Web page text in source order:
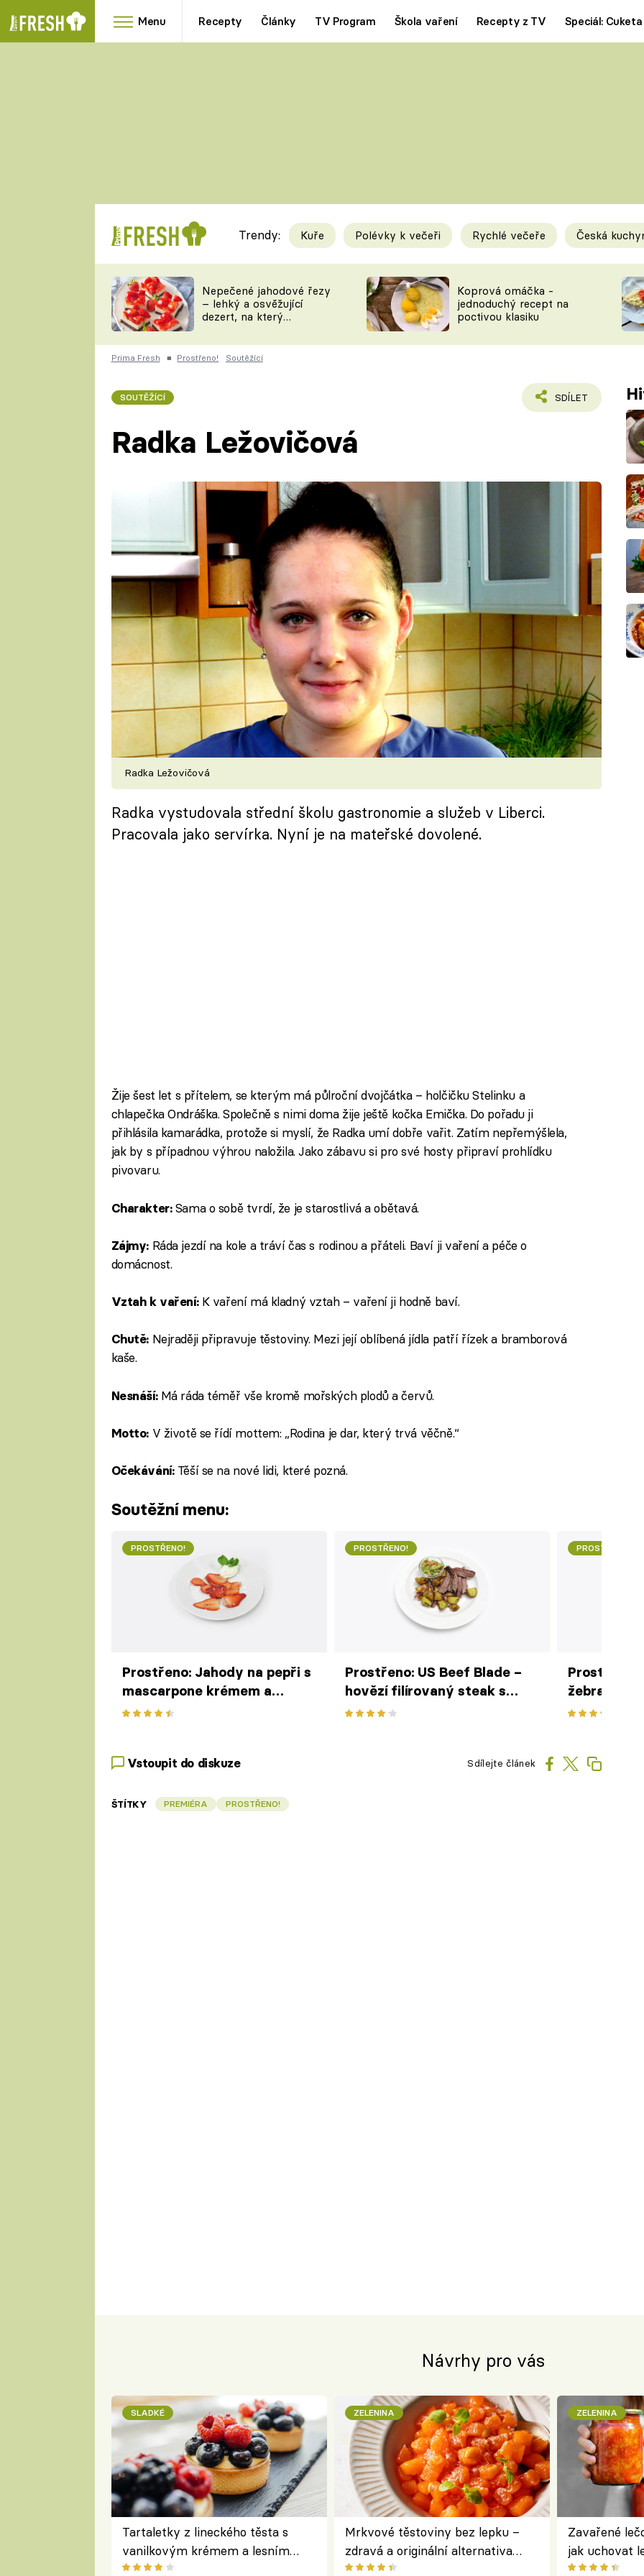
Menu Recepty Články TV Program Škola vaření Recepty z TV Speciál: Cuketa
RYCHLOVKY
Videorecepty
TEĎ VAŘÍ ŠÉF!
ČESKO NA TALÍŘI
Tipy a triky
KAM ZA JÍDLEM
VYCHYTÁVKY
ČASOPIS
Trendy: Kuře Polévky k večeři Rychlé večeře Česká
Nepečené jahodové řezy
– lehký a osvěžující
dezert, na který
Koprová omáčka -
jednoduchý recept na
poctivou klasiku
Prima Fresh ■ Prostřeno! Soutěžící
SOUTĚŽÍCÍ SDÍLET
Radka Ležovičová
Radka Ležovičová
Radka vystudovala střední školu gastronomie a služeb v Liberci.
Pracovala jako servírka. Nyní je na mateřské dovolené.
Žije šest let s přítelem, se kterým má půlroční dvojčátka – holčičku Stelinku a
chlapečka Ondráška. Společně s nimi doma žije ještě kočka Emička. Do pořadu ji
přihlásila kamarádka, protože si myslí, že Radka umí dobře vařit. Zatím nepřemýšlela,
jak by s případnou výhrou naložila. Jako zábavu si pro své hosty připraví prohlídku
pivovaru.
Charakter:Sama o sobě tvrdí, že je starostlivá a obětavá.
Zájmy:Ráda jezdí na kole a tráví čas s rodinou a přáteli. Baví ji vaření a péče o
domácnost.
Vztah k vaření:K vaření má kladný vztah – vaření ji hodně baví.
Chutě:Nejraději připravuje těstoviny. Mezi její oblíbená jídla patří řízek a bramborová
kaše.
Nesnáší:Má ráda téměř vše kromě mořských plodů a červů.
Motto:V životě se řídí mottem: „Rodina je dar, který trvá věčně.“
Očekávání:Těší se na nové lidi, které pozná.
Soutěžní menu:
PROSTŘENO!
Prostřeno: Jahody na pepři s
mascarpone krémem a
čerstvou mátou
PROSTŘENO!
Prostřeno: US Beef Blade –
hovězí filírovaný steak s
pečenými bramborami
PROSTŘENO!
Prostřeno:
žebra se
domácími
Vstoupit do diskuze Sdílejte článek
ŠTÍTKY PREMIÉRA PROSTŘENO!
Návrhy pro vás
SLADKÉ
Tartaletky z lineckého těsta s
vanilkovým krémem a lesním
ovocem podle Bread Society
ZELENINA
Mrkvové těstoviny bez lepku –
zdravá a originální alternativa
klasiky
ZELENINA
Zavařené
jak uchovat